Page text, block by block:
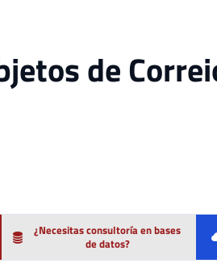
de
¿Necesitas consultoría en bases
de datos?